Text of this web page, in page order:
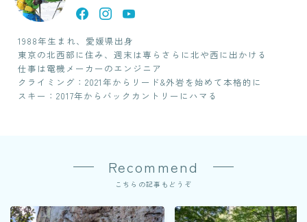
1988年生まれ、愛媛県出身
東京の北西部に住み、週末は専らさらに北や西に出かける
仕事は電機メーカーのエンジニア
クライミング：2021年からリード&外岩を始めて本格的に
スキー：2017年からバックカントリーにハマる
Recommend
こちらの記事もどうぞ